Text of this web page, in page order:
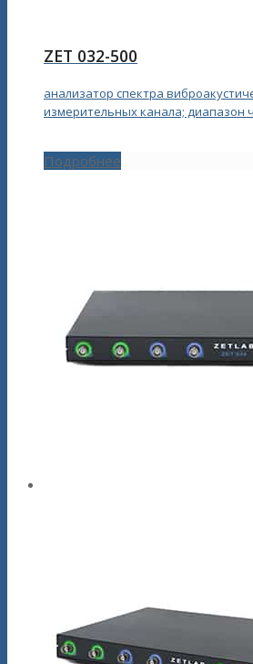
ZET 032-500
анализатор спектра
измерительных канала; диапазон
Подробнее